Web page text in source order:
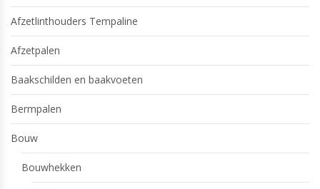
Afzetlinthouders Tempaline
Afzetpalen
Baakschilden en baakvoeten
Bermpalen
Bouw
Bouwhekken